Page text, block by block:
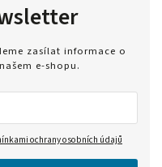
zasílat informace o
e-shopu.
ochrany osobních údajů